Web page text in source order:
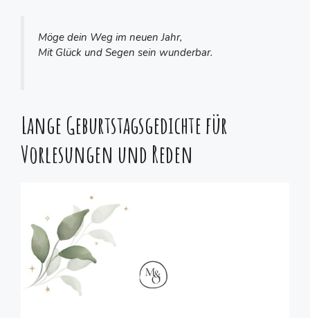
Möge dein Weg im neuen Jahr,
Mit Glück und Segen sein wunderbar.
Lange Geburtstagsgedichte für
Vorlesungen und Reden